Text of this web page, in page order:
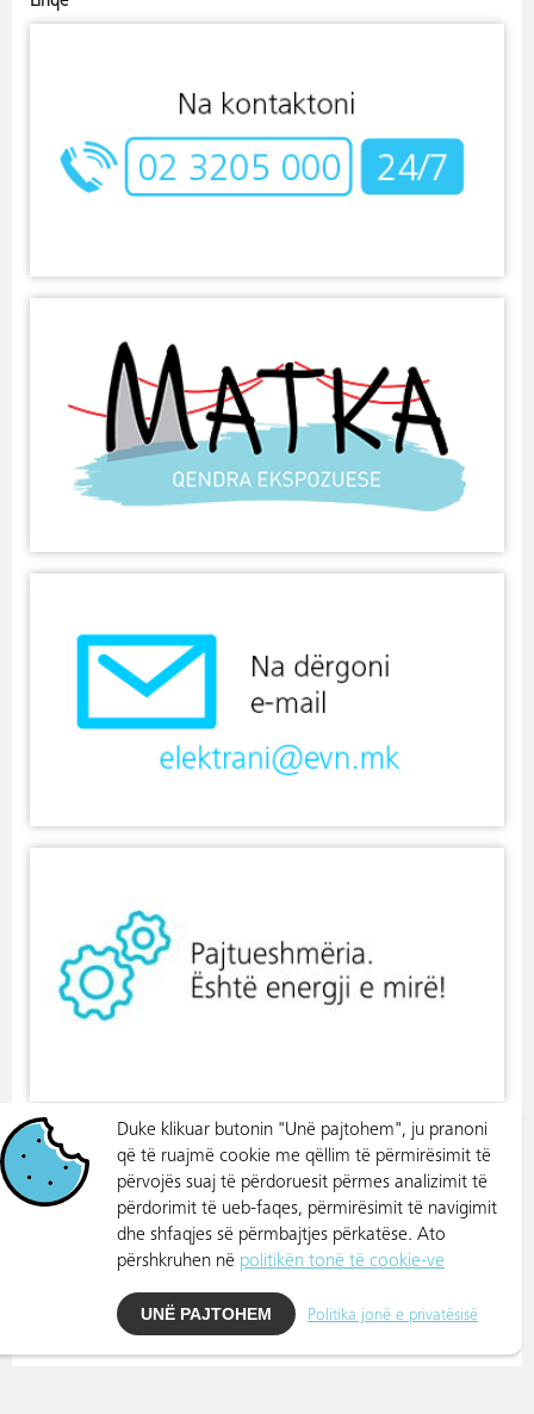
Duke klikuar butonin "Unë pajtohem", ju pranoni
që të ruajmë cookie me qëllim të përmirësimit të
përvojës suaj të përdoruesit përmes analizimit të
përdorimit të ueb-faqes, përmirësimit të navigimit
dhe shfaqjes së përmbajtjes përkatëse. Ato
përshkruhen në politikën tonë të cookie-ve
UNË PAJTOHEM Politika jonë e privatësisë